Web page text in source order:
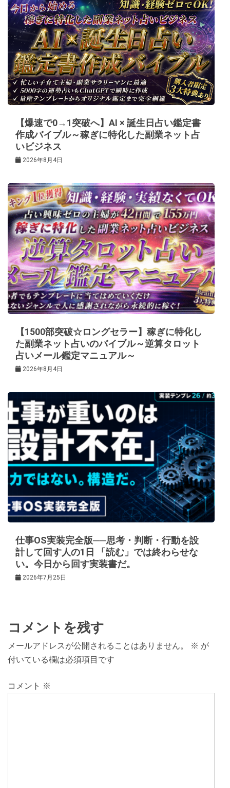
ゲ
ー
シ
ョ
ン【爆速で0→1突破へ】AI × 誕生日占い鑑定書
作成バイブル～稼ぎに特化した副業ネット占
いビジネス
2026年8月4日
【1500部突破☆ロングセラー】稼ぎに特化し
た副業ネット占いのバイブル～逆算タロット
占いメール鑑定マニュアル～
2026年8月4日
仕事OS実装完全版──思考・判断・行動を設
計して回す人の1日 「読む」では終わらせな
い。今日から回す実装書だ。
2026年7月25日
コメントを残す
メールアドレスが公開されることはありません。 ※ が
付いている欄は必須項目です
コメント ※